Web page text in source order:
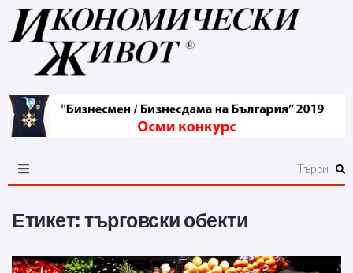
Етикет: търговски обекти